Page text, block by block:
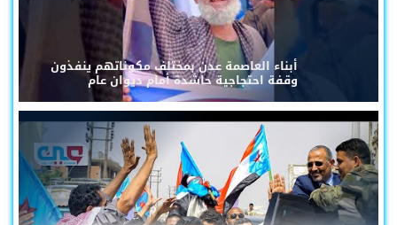
أبناء العاصمة عدن بمختلف مكوناتهم ينفذون
وقفة احتجاجية حاشدة أمام ديوان عام